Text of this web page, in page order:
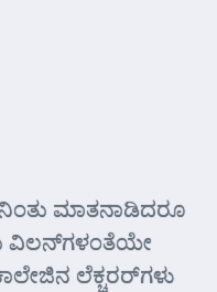
ಮಾತನಾಡಿದರೂ
ವಿಲನ್‌ಗಳಂತೆಯೇ
ಲೆಕ್ಚರರ್‌ಗಳು